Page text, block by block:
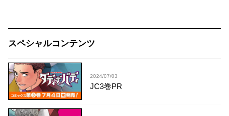
スペシャルコンテンツ
2024/07/03
JC3巻PR